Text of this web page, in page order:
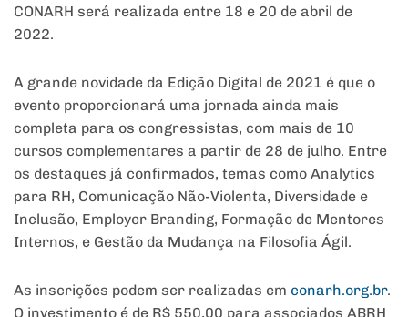
CONARH será realizada entre 18 e 20 de abril de
2022.
A grande novidade da Edição Digital de 2021 é que o
evento proporcionará uma jornada ainda mais
completa para os congressistas, com mais de 10
cursos complementares a partir de 28 de julho. Entre
os destaques já confirmados, temas como Analytics
para RH, Comunicação Não-Violenta, Diversidade e
Inclusão, Employer Branding, Formação de Mentores
Internos, e Gestão da Mudança na Filosofia Ágil.
As inscrições podem ser realizadas em conarh.org.br.
O investimento é de R$ 550,00 para associados ABRH